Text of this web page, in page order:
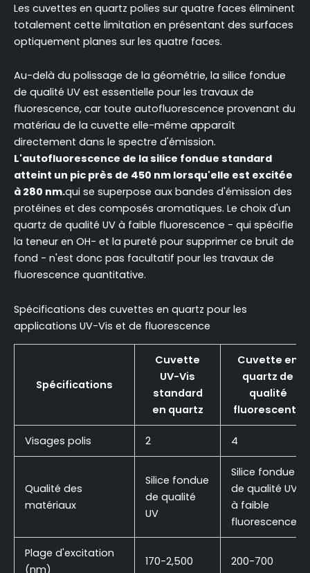
Les cuvettes en quartz polies sur quatre faces éliminent
totalement cette limitation en présentant des surfaces
optiquement planes sur les quatre faces.
Au-delà du polissage de la géométrie, la silice fondue
de qualité UV est essentielle pour les travaux de
fluorescence, car toute autofluorescence provenant du
matériau de la cuvette elle-même apparaît
directement dans le spectre d'émission.
L'autofluorescence de la silice fondue standard
atteint un pic près de 450 nm lorsqu'elle est excitée
à 280 nm.qui se superpose aux bandes d'émission des
protéines et des composés aromatiques. Le choix d'un
quartz de qualité UV à faible fluorescence - qui spécifie
la teneur en OH- et la pureté pour supprimer ce bruit de
fond - n'est donc pas facultatif pour les travaux de
fluorescence quantitative.
Spécifications des cuvettes en quartz pour les
applications UV-Vis et de fluorescence
Spécifications
Cuvette
UV-Vis
standard
en quartz
Cuvette en
quartz de
qualité
fluorescente
Visages polis 2 4
Qualité des
matériaux
Silice fondue
de qualité
UV
Silice fondue
de qualité UV
à faible
fluorescence
Plage d'excitation
(nm)
170-2,500 200-700